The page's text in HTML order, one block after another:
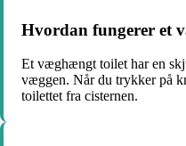
Hvordan fungerer et
Et væghængt toilet har en
væggen. Når du trykker på
toilettet fra cisternen.